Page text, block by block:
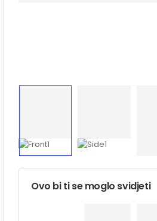
Ovo bi ti se moglo svidjeti